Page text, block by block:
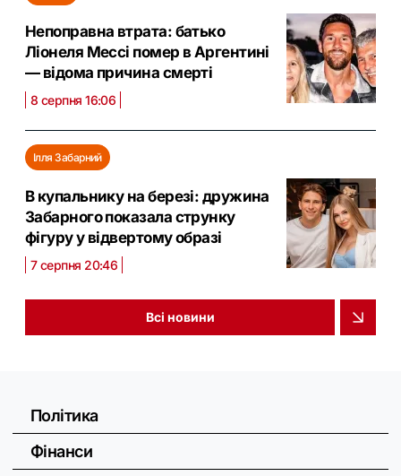
Непоправна втрата: батько
Ліонеля Мессі помер в Аргентині
— відома причина смерті
8 серпня 16:06
Ілля Забарний
В купальнику на березі: дружина
Забарного показала струнку
фігуру у відвертому образі
7 серпня 20:46
Всі новини
Політика
Фінанси